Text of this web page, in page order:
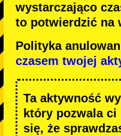
wystarczająco
to potwierdzić na
Polityka
czasem twojej
Ta aktywność
który pozwala
się, że